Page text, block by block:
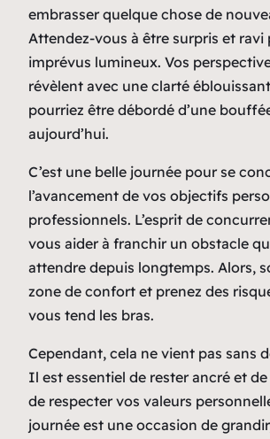
embrasser quelque chose de
Attendez-vous à être surpris et ravi
imprévus lumineux. Vos
révèlent avec une clarté
pourriez être débordé d’une
aujourd’hui.
C’est une belle journée pour se
l’avancement de vos objectifs
professionnels. L’esprit de
vous aider à franchir un obstacle
attendre depuis longtemps. Alors,
zone de confort et prenez des
vous tend les bras.
Cependant, cela ne vient pas sans
Il est essentiel de rester ancré et
de respecter vos valeurs
journée est une occasion de